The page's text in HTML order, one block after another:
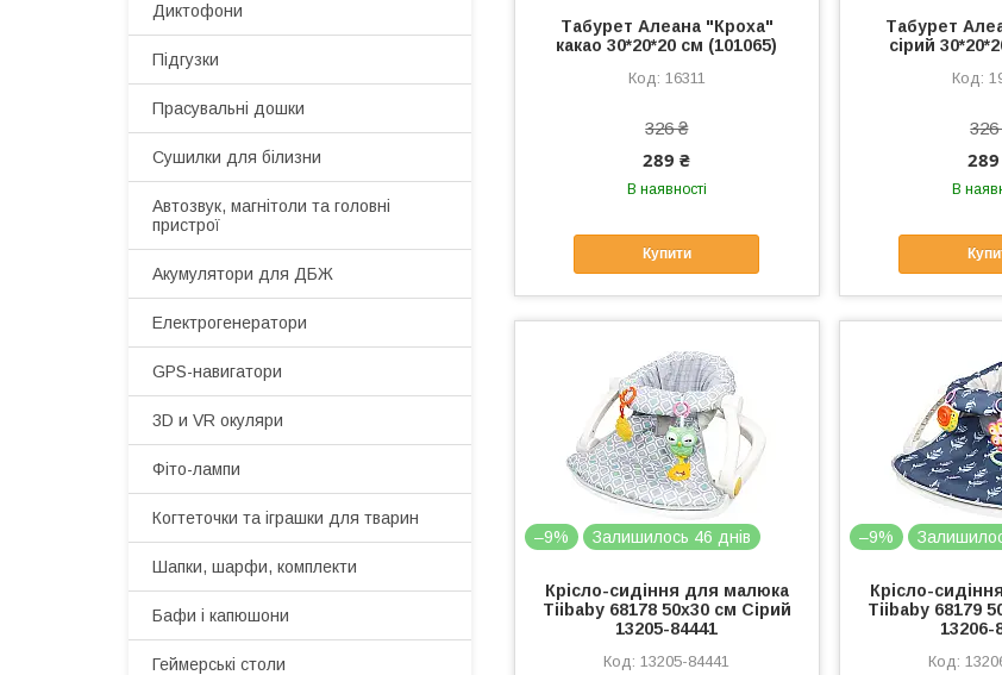
Табурет Алеана "Кроха"
какао 30*20*20 см (101065)
16311
326 ₴
289 ₴
В наявності
Купити
Табурет
сірий
В
–9% Залишилось 46 днів
Крісло-сидіння для малюка
Tiibaby 68178 50х30 см Сірий
13205-84441
13205-84441
–9%
Крісло-
Tiibaby 68179
13206-
Диктофони
Підгузки
Прасувальні дошки
Сушилки для білизни
Автозвук, магнітоли та головні
пристрої
Акумулятори для ДБЖ
Електрогенератори
GPS-навигатори
3D и VR окуляри
Фіто-лампи
Когтеточки та іграшки для тварин
Шапки, шарфи, комплекти
Бафи і капюшони
Геймерські столи